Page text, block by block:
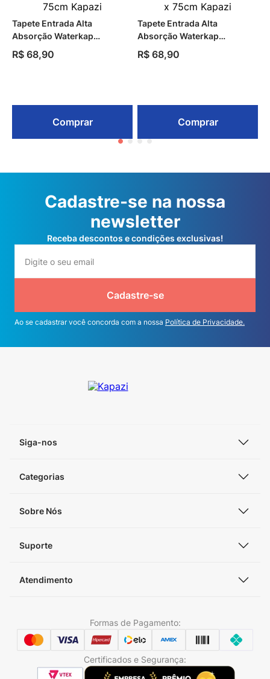
Tapete Entrada Alta
Absorção Waterkap
Residencial Preto 45cm x
75cm Kapazi
R$ 68,90
Comprar
Tapete Entrada Alta
Absorção Waterkap
Residencial Marrom 45cm x
75cm Kapazi
R$ 68,90
Comprar
Cadastre-se na nossa
newsletter
Receba descontos e condições exclusivas!
Cadastre-se
Ao se cadastrar você concorda com a nossa Política de Privacidade.
Siga-nos
Categorias
Sobre Nós
Suporte
Atendimento
Formas de Pagamento:
Certificados e Segurança: